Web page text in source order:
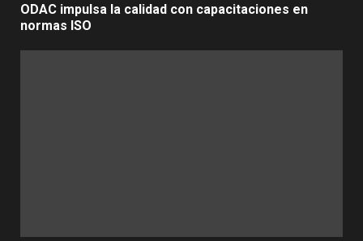
ODAC impulsa la calidad con capacitaciones en
normas ISO